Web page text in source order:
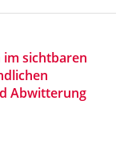
sichtbaren
Abwitterung